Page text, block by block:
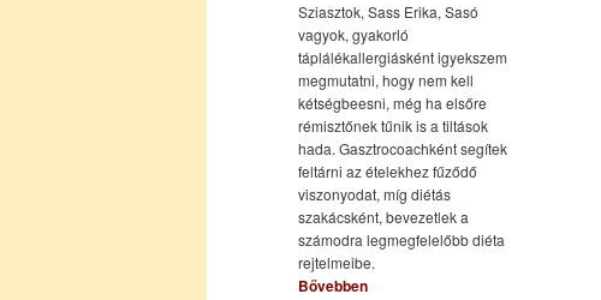
Sziasztok, Sass Erika, Sasó
vagyok, gyakorló
táplálékallergiásként igyekszem
megmutatni, hogy nem kell
kétségbeesni, még ha elsőre
rémisztőnek tűnik is a tiltások
hada. Gasztrocoachként segítek
feltárni az ételekhez fűződő
viszonyodat, míg diétás
szakácsként, bevezetlek a
számodra legmegfelelőbb diéta
rejtelmeibe.
Bővebben